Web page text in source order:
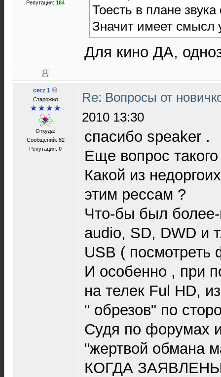
Репутация: 164
Тоесть в плане
Значит имеет смысл
Для кино ДА,
cerz 1
Старожил
Откуда:
Сообщений: 82
Репутация: 0
Re: Вопросы от
2010 13:30
спасибо speaker .
Еще вопрос
Какой из
этим рессам ?
Что-бы был
audio, SD, DWD и
USB (
И особенно , при
на телек Ful HD,
" обрезов" по
Судя по форумах
"жертвой обмана
КОГДА